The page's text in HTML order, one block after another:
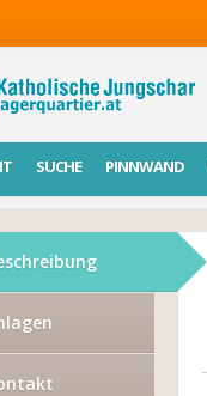
SUCHE PINNWAND